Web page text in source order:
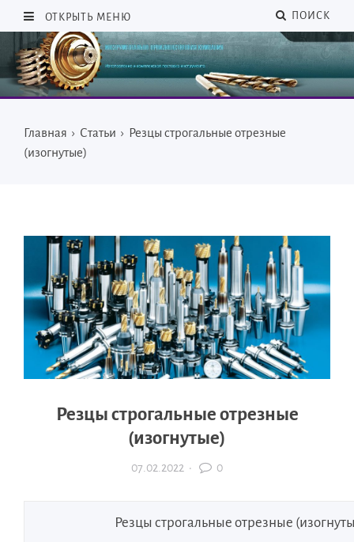
ОТКРЫТЬ МЕНЮ ПОИСК
Главная › Статьи › Резцы строгальные отрезные
(изогнутые)
Резцы строгальные отрезные
(изогнутые)
07.02.2022 · 0
Резцы строгальные отрезные